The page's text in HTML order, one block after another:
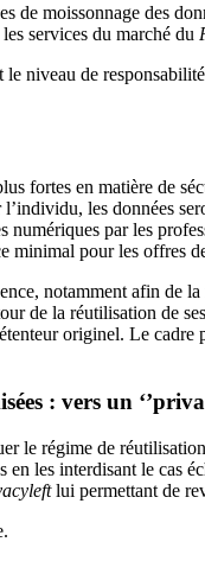
de moissonnage des
services du marché du
niveau de
fortes en matière de
les données
numériques par les
minimal pour les offres
notamment afin de
de la réutilisation de
originel. Le cadre
: vers un
le régime de
les interdisant le cas
lui permettant de